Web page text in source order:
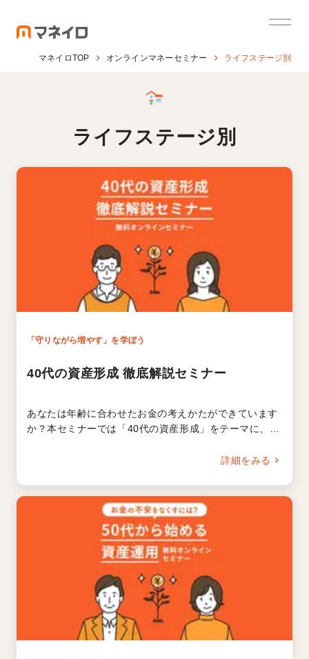
マネイロTOP オンラインマネーセミナー ライフステージ別
ライフステージ別
「守りながら増やす」を学ぼう
40代の資産形成 徹底解説セミナー
あなたは年齢に合わせたお金の考えかたができています
か？本セミナーでは「40代の資産形成」をテーマに、日
説。初心者にもわかりやすく、経験者の見直しにも役立
詳細をみる